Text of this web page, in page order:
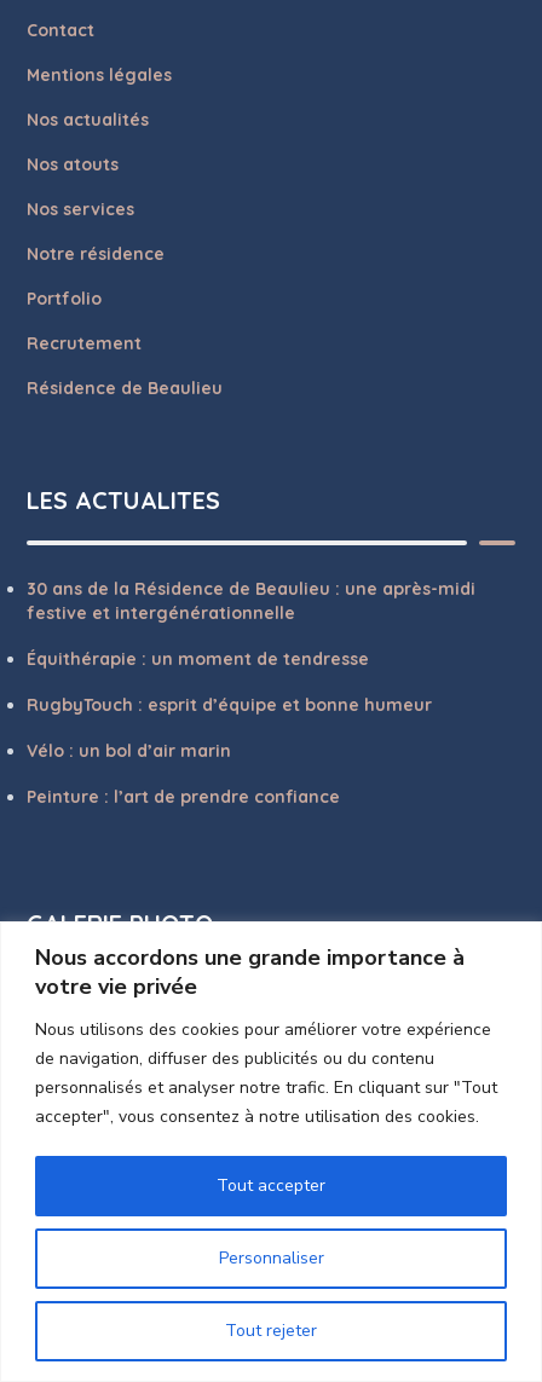
Nous accordons une grande importance à
votre vie privée
Nous utilisons des cookies pour améliorer votre expérience
de navigation, diffuser des publicités ou du contenu
personnalisés et analyser notre trafic. En cliquant sur "Tout
accepter", vous consentez à notre utilisation des cookies.
Personnaliser
Tout rejeter
Tout accepter
Contact
Mentions légales
Nos actualités
Nos atouts
Nos services
Notre résidence
Portfolio
Recrutement
Résidence de Beaulieu
LES ACTUALITES
30 ans de la Résidence de Beaulieu : une après-midi
festive et intergénérationnelle
Équithérapie : un moment de tendresse
RugbyTouch : esprit d’équipe et bonne humeur
Vélo : un bol d’air marin
Peinture : l’art de prendre confiance
GALERIE PHOTO